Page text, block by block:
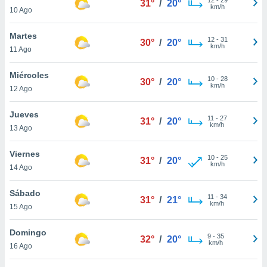
más
nuestra
y
de
disponible
cookies
aceptar
10 Ago
31° / 20°
km/h
Martes
11 Ago
30° / 20° 12- 31
km/h
Miércoles
12 Ago
30° / 20° 10- 28
km/h
Jueves
13 Ago
31° / 20° 11 - 27
km/h
Viernes
14 Ago
31° / 20° 10- 25
km/h
Sábado
15 Ago
31° / 21° 11 - 34
km/h
Domingo
16 Ago
32° / 20° 9- 35
km/h